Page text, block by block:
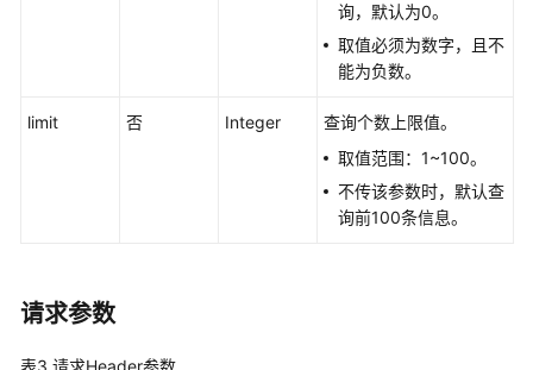
书
参
询，默认为0。
取值必须为数字，且不
能为负数。
limit 否 Integer
查询个数上限值。
取值范围：1~100。
不传该参数时，默认查
询前100条信息。
请求参数
表3 请求Header参数